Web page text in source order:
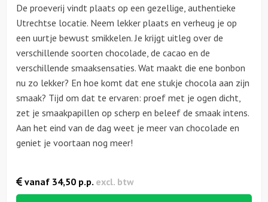
De proeverij vindt plaats op een gezellige, authentieke
Utrechtse locatie. Neem lekker plaats en verheug je op
een uurtje bewust smikkelen. Je krijgt uitleg over de
verschillende soorten chocolade, de cacao en de
verschillende smaaksensaties. Wat maakt die ene bonbon
nu zo lekker? En hoe komt dat ene stukje chocola aan zijn
smaak? Tijd om dat te ervaren: proef met je ogen dicht,
zet je smaakpapillen op scherp en beleef de smaak intens.
Aan het eind van de dag weet je meer van chocolade en
geniet je voortaan nog meer!
vanaf 34,50 p.p. excl. btw